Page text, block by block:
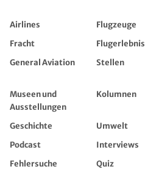
Airlines Flugzeuge
Fracht
Flugerlebnis
General Aviation
Stellen
Museen und
Ausstellungen
Kolumnen
Geschichte Umwelt
Podcast
Interviews
Fehlersuche
Quiz